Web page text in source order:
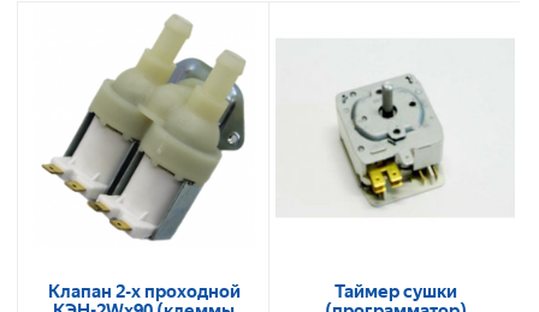
Клапан 2-х проходной
Таймер сушки